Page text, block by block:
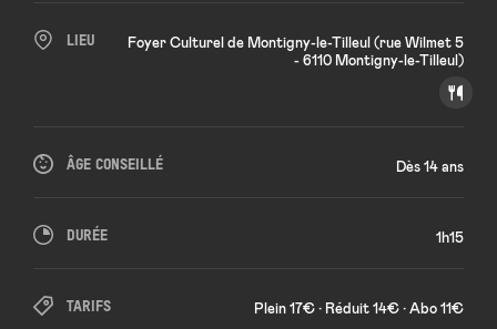
LIEU
Foyer Culturel de Montigny-le-Tilleul (rue Wilmet 5
- 6110 Montigny-le-Tilleul)
ÂGE CONSEILLÉ Dès 14 ans
DURÉE 1h15
TARIFS Plein 17€ • Réduit 14€ • Abo 11€